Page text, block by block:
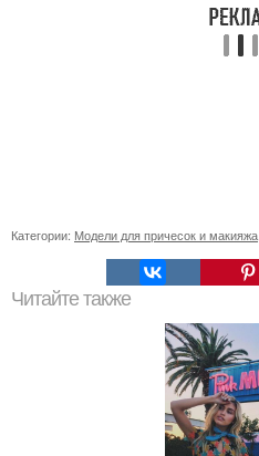
Категории: Модели для причесок и макияжа
Читайте также